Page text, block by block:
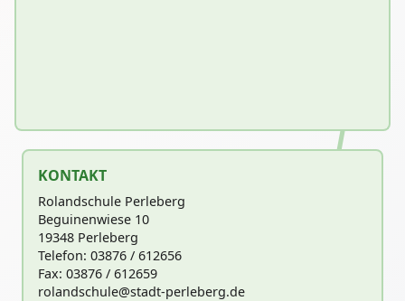
KONTAKT
Rolandschule Perleberg
Beguinenwiese 10
19348 Perleberg
Telefon: 03876 / 612656
Fax: 03876 / 612659
rolandschule@stadt-perleberg.de